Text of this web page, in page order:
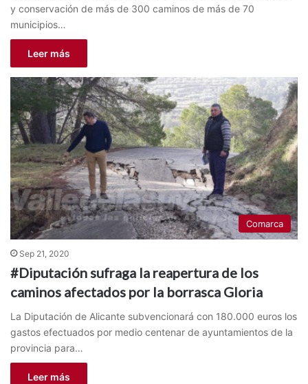
y conservación de más de 300 caminos de más de 70
municipios…
Leer más
Comarca
Sep 21, 2020
#Diputación sufraga la reapertura de los
caminos afectados por la borrasca Gloria
La Diputación de Alicante subvencionará con 180.000 euros los
gastos efectuados por medio centenar de ayuntamientos de la
provincia para…
Leer más